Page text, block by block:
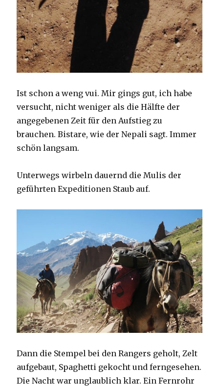
Ist schon a weng vui. Mir gings gut, ich habe
versucht, nicht weniger als die Hälfte der
angegebenen Zeit für den Aufstieg zu
brauchen. Bistare, wie der Nepali sagt. Immer
schön langsam.
Unterwegs wirbeln dauernd die Mulis der
geführten Expeditionen Staub auf.
Dann die Stempel bei den Rangers geholt, Zelt
aufgebaut, Spaghetti gekocht und ferngesehen.
Die Nacht war unglaublich klar. Ein Fernrohr